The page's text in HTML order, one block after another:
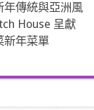
年傳統與亞洲風
House 呈獻
新年菜單